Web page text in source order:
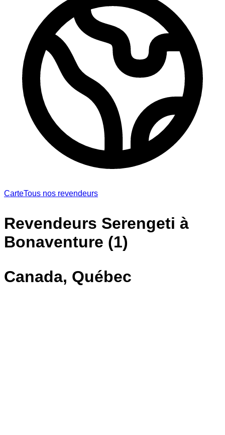
CarteTous nos revendeurs
Revendeurs Serengeti à
Bonaventure (1)
Canada, Québec